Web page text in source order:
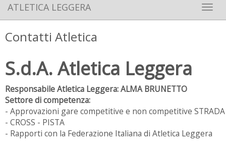
ATLETICA LEGGERA
Contatti Atletica
S.d.A. Atletica Leggera
Responsabile Atletica Leggera:ALMA BRUNETTO
Settore di competenza:
- Approvazioni gare competitive e non competitive STRADA
- CROSS - PISTA
- Rapporti con la Federazione Italiana di Atletica Leggera